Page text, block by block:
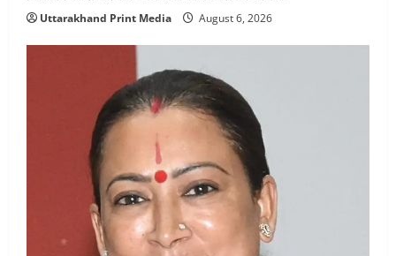
Uttarakhand Print Media August 6, 2026